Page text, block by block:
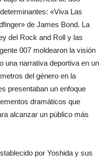
«Viva Las
de James Bond. La
del Rock and Roll y las
007 moldearon la visión
una narrativa deportiva en un
del género en la
presentaban un enfoque
dramáticos que
alcanzar un público más
por Yoshida y sus